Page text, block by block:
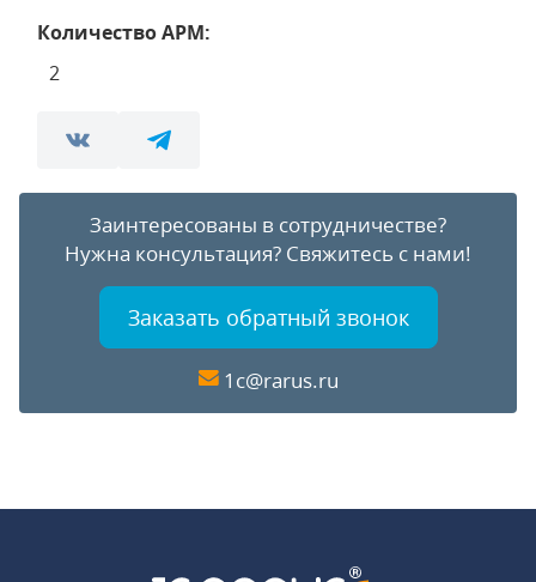
Количество АРМ:
2
Заинтересованы в сотрудничестве?
Нужна консультация? Свяжитесь с нами!
Заказать обратный звонок
1c@rarus.ru